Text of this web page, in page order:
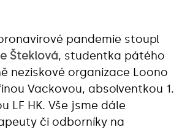
pandemie stoupl
Šteklová, studentka pátého
neziskové organizace Loono
Vackovou, absolventkou 1.
LF HK. Vše jsme dále
či odborníky na